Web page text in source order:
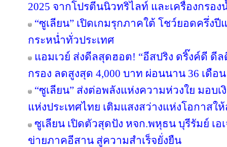
2025 จากโปรตีนนิวทริไลท์ และเครื่องกรอง
“ซูเลียน” เปิดเกมรุกภาคใต้ โชว์ยอดครึ่ง
กระหน่ำทั่วประเทศ
แอมเวย์ ส่งดีลสุดฮอต! “อีสปริง ดริ๊งค์ดี ดี
กรอง ลดสูงสุด 4,000 บาท ผ่อนนาน 36 เดือน
“ซูเลียน” ส่งต่อพลังแห่งความห่วงใย มอ
แห่งประเทศไทย เติมแสงสว่างแห่งโอกาสใ
ซูเลียน เปิดตัวสุดปัง หจก.พหุธน บุรีรัมย์ เอ
ข่ายภาคอีสาน สู่ความสำเร็จยั่งยืน